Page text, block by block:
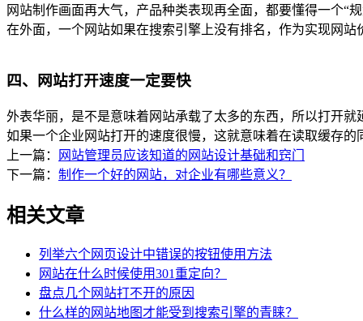
网站制作画面再大气，产品种类表现再全面，都要懂得一个“
在外面，一个网站如果在搜索引擎上没有排名，作为实现网
四、网站打开速度一定要快
外表华丽，是不是意味着网站承载了太多的东西，所以打开
如果一个企业网站打开的速度很慢，这就意味着在读取缓存
上一篇：
网站管理员应该知道的网站设计基础和窍门
下一篇： 制作一个好的网站，对企业有哪些意义？
相关文章
列举六个网页设计中错误的按钮使用方法
网站在什么时候使用301重定向？
盘点几个网站打不开的原因
什么样的网站地图才能受到搜索引擎的青睐？